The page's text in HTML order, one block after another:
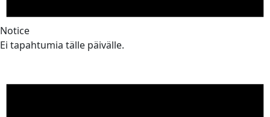
Notice
Ei tapahtumia tälle päivälle.